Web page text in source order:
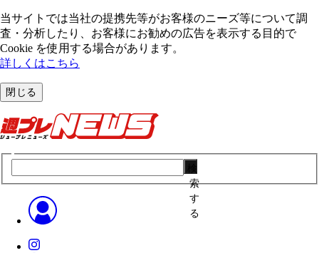
当サイトでは当社の提携先等がお客様のニーズ等について調
査・分析したり、お客様にお勧めの広告を表⽰する⽬的で
Cookie を使⽤する場合があります。
詳しくはこちら
閉じる
索
す
る